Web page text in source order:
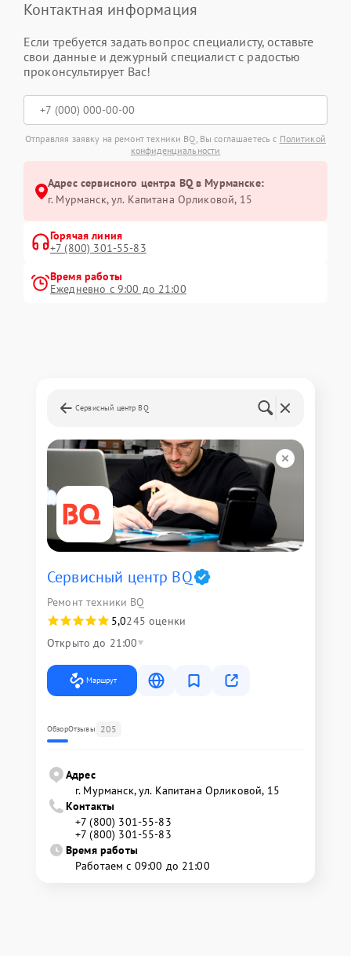
Контактная информация
Если требуется задать вопрос специалисту, оставьте
свои данные и дежурный специалист с радостью
проконсультирует Вас!
Отправляя заявку на ремонт техники BQ, Вы соглашаетесь с Политикой
конфиденциальности
Адрес сервисного центра BQ в Мурманске:
г. Мурманск, ул. Капитана Орликовой, 15
Горячая линия
+7 (800) 301-55-83
Время работы
Ежедневно с 9:00 до 21:00
Сервисный центр BQ
Сервисный центр BQ
Ремонт техники BQ
5,0245 оценки
Открыто до 21:00
Маршрут
ОбзорОтзывы 205
Адрес
г. Мурманск, ул. Капитана Орликовой, 15
Контакты
+7 (800) 301-55-83
+7 (800) 301-55-83
Время работы
Работаем с 09:00 до 21:00